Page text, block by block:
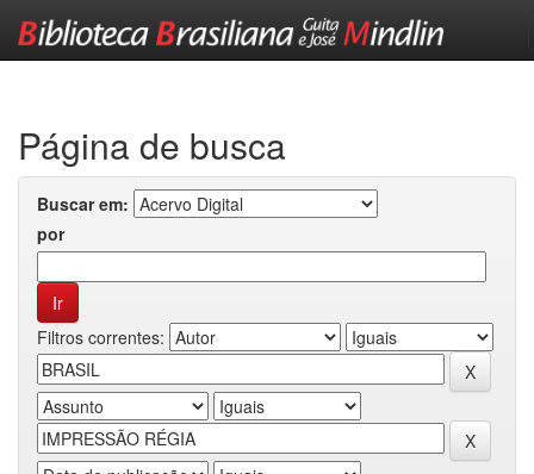
Página de busca
Buscar em:
por
Filtros correntes: